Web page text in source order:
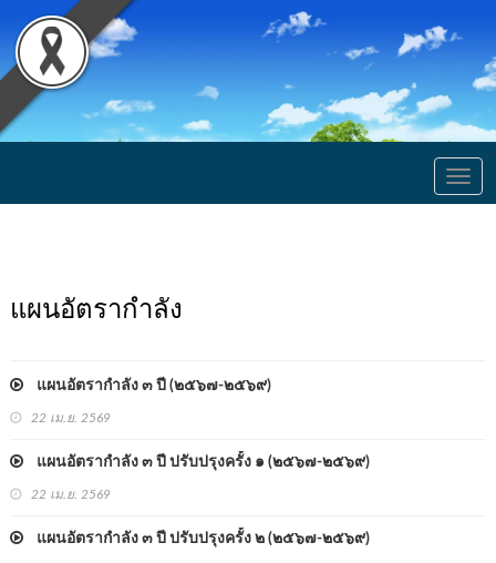
แผนอัตรากำลัง
แผนอัตรากำลัง ๓ ปี (๒๕๖๗-๒๕๖๙)
22 เม.ย. 2569
แผนอัตรากำลัง ๓ ปี ปรับปรุงครั้ง ๑ (๒๕๖๗-๒๕๖๙)
22 เม.ย. 2569
แผนอัตรากำลัง ๓ ปี ปรับปรุงครั้ง ๒ (๒๕๖๗-๒๕๖๙)